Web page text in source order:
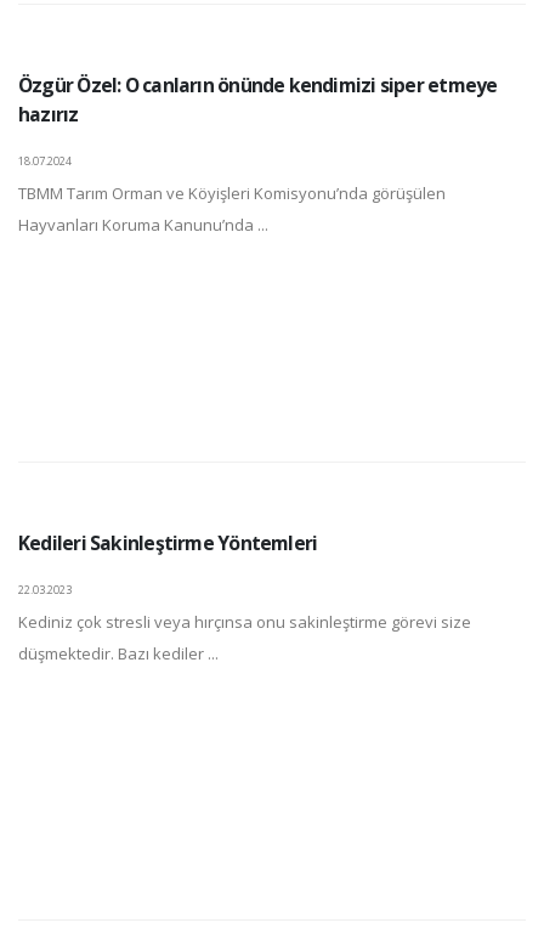
Özgür Özel: O canların önünde kendimizi siper etmeye
hazırız
18.07.2024
TBMM Tarım Orman ve Köyişleri Komisyonu’nda görüşülen
Hayvanları Koruma Kanunu’nda ...
Kedileri Sakinleştirme Yöntemleri
22.03.2023
Kediniz çok stresli veya hırçınsa onu sakinleştirme görevi size
düşmektedir. Bazı kediler ...